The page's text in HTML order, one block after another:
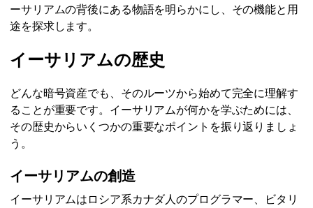
ーサリアムの背後にある物語を明らかにし、その機能と用
途を探求します。
イーサリアムの歴史
どんな暗号資産でも、そのルーツから始めて完全に理解す
ることが重要です。イーサリアムが何かを学ぶためには、
その歴史からいくつかの重要なポイントを振り返りましょ
う。
イーサリアムの創造
イーサリアムはロシア系カナダ人のプログラマー、ビタリ